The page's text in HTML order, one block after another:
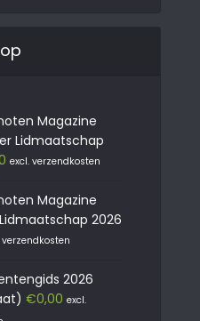
Magazine
Lidmaatschap
excl. verzendkosten
Magazine
2026
verzendkosten
2026
€0,00 excl.